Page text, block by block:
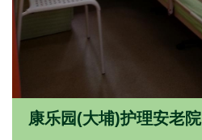
康乐园(大埔)护理安老院